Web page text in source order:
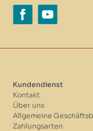
Kundendienst
Kontakt
Über uns
Allgemeine
Zahlungsarten